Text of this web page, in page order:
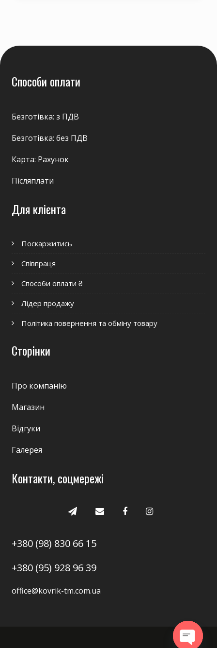
Способи оплати
Безготівка: з ПДВ
Безготівка: без ПДВ
Карта: Рахунок
Післяплати
Для клієнта
Поскаржитись
Співпраця
Способи оплати ₴
Лідер продажу
Політика повернення та обміну товару
Сторінки
Про компанію
Магазин
Відгуки
Галерея
Контакти, соцмережі
+380 (98) 830 66 15
+380 (95) 928 96 39
office@kovrik-tm.com.ua